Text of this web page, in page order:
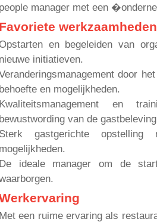
people manager met een
Favoriete werkzaamheden
Opstarten en begeleiden van
nieuwe initiatieven.
door
behoefte en mogelijkheden.
Kwaliteitsmanagement en
bewustwording van de
Sterk gastgerichte
mogelijkheden.
De ideale manager om de
Met een ruime ervaring als